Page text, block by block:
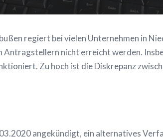
regiert bei vielen Unternehmen in
nicht erreicht werden.
Zu hoch ist die Diskrepanz
angekündigt, ein alternatives